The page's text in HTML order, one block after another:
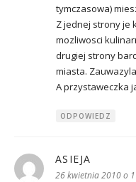
tymczasowa)
Z jednej strony je
mozliwosci
drugiej strony
miasta.
A przystaweczka
ODPOWIEDZ
ASIEJA
26 kwietnia 2010 o